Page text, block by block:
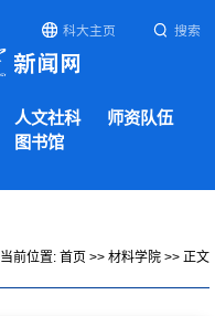
科大主页 搜索
人文社科
师资队伍
图书馆
当前位置: 首页 >> 材料学院 >> 正文